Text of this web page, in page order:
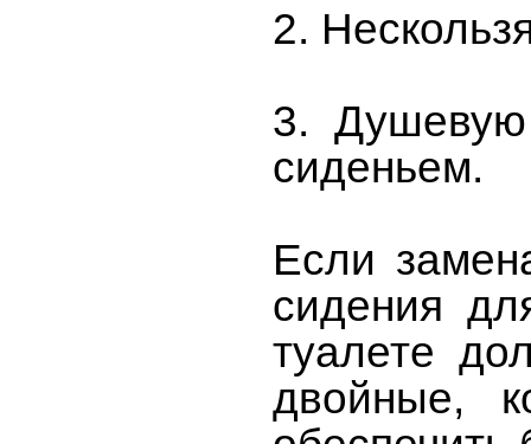
2.
3. Душевую
сиденьем.
Если
сидения
туалете
двойные,